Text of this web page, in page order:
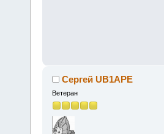
Сергей UB1APE
Ветеран